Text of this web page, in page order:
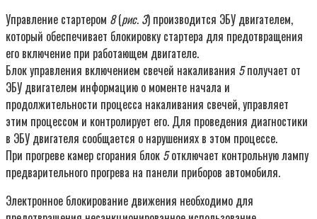
Управление стартером 8(рис. 3) производится ЭБУ двигателем,
который обеспечивает блокировку стартера для предотвращения
его включение при работающем двигателе.
Блок управления включением свечей накаливания 5получает от
ЭБУ двигателем информацию о моменте начала и
продолжительности процесса накаливания свечей, управляет
этим процессом и контролирует его. Для проведения диагностики
в ЭБУ двигателя сообщается о нарушениях в этом процессе.
При прогреве камер сгорания блок 5отключает контрольную лампу
предварительного прогрева на панели приборов автомобиля.
Электронное блокирование движения необходимо для